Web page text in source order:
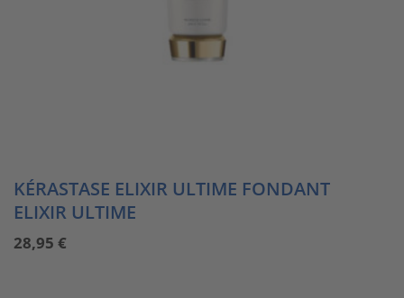
KÉRASTASE ELIXIR ULTIME FONDANT
ELIXIR ULTIME
28,95 €